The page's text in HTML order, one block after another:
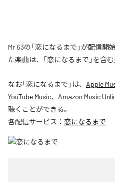
Mr 63の「恋になるまで」が配信
た楽曲は、「恋になるまで」を含
なお「恋になるまで 」は、 Apple
YouTube Music、 Amazon Music
聴くことができる。
各配信サービス： 恋になるまで